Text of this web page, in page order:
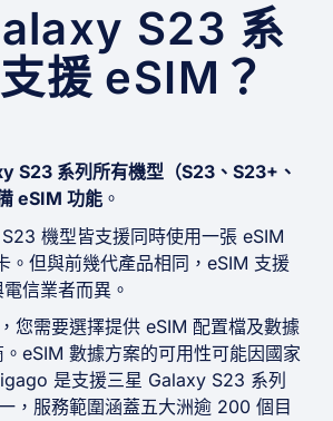
S23 系
援 eSIM？
S23 系列所有機型（S23、S23+、
eSIM 功能 。
機型皆支援同時使用一張 eSIM
。但與前幾代產品相同，eSIM 支援
信業者而異。
您需要選擇提供 eSIM 配置檔及數據
eSIM 數據方案的可用性可能因國家
是支援三星 Galaxy S23 系列
，服務範圍涵蓋五大洲逾 200 個目